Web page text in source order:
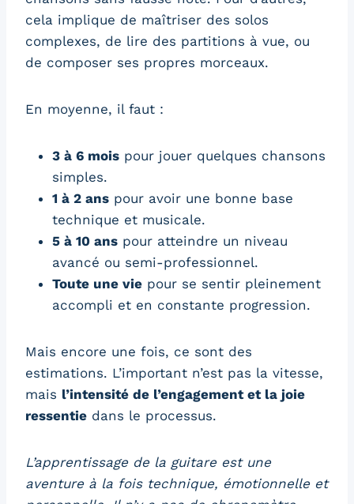
cela implique de maîtriser des solos
complexes, de lire des partitions à vue, ou
de composer ses propres morceaux.
En moyenne, il faut :
3 à 6 mois pour jouer quelques chansons
simples.
1 à 2 ans pour avoir une bonne base
technique et musicale.
5 à 10 ans pour atteindre un niveau
avancé ou semi-professionnel.
Toute une vie pour se sentir pleinement
accompli et en constante progression.
Mais encore une fois, ce sont des
estimations. L’important n’est pas la vitesse,
mais l’intensité de l’engagement et la joie
ressentie dans le processus.
L’apprentissage de la guitare est une
aventure à la fois technique, émotionnelle et